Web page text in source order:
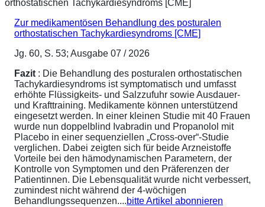
Zur medikamentösen Behandlung des posturalen
orthostatischen Tachykardiesyndroms [CME]
Jg. 60, S. 53; Ausgabe 07 / 2026
Fazit : Die Behandlung des posturalen orthostatischen
Tachykardiesyndroms ist symptomatisch und umfasst
erhöhte Flüssigkeits- und Salzzufuhr sowie Ausdauer-
und Krafttraining. Medikamente können unterstützend
eingesetzt werden. In einer kleinen Studie mit 40 Frauen
wurde nun doppelblind Ivabradin und Propanolol mit
Placebo in einer sequenziellen „Cross-over“-Studie
verglichen. Dabei zeigten sich für beide Arzneistoffe
Vorteile bei den hämodynamischen Parametern, der
Kontrolle von Symptomen und den Präferenzen der
Patientinnen. Die Lebensqualität wurde nicht verbessert,
zumindest nicht während der 4-wöchigen
Behandlungssequenzen....bitte Artikel abonnieren